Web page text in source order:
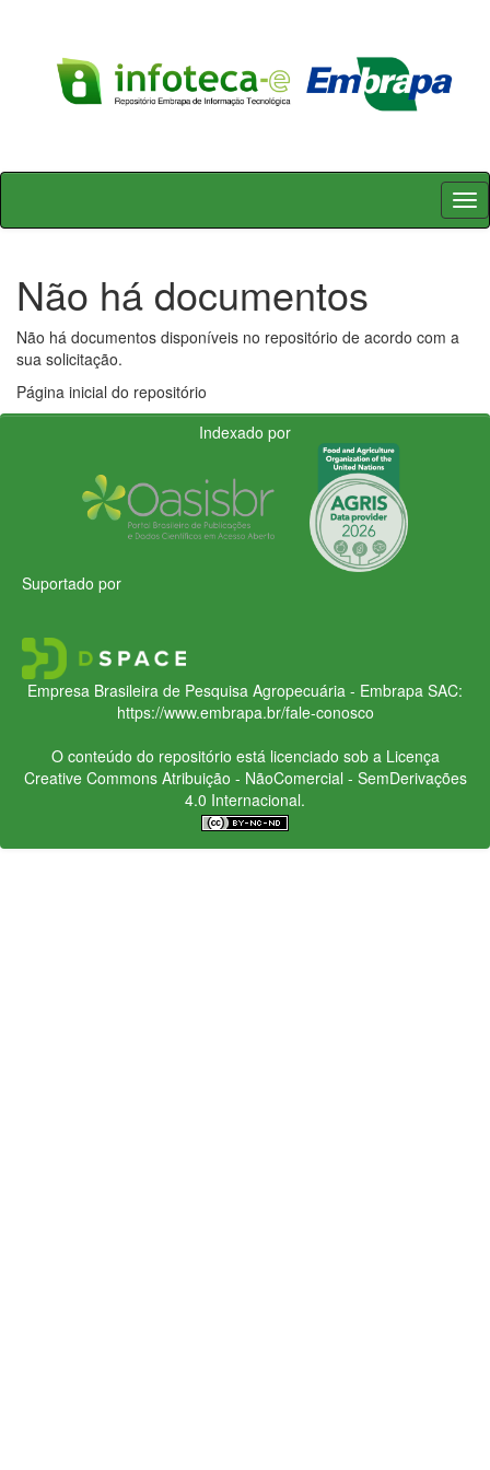
Skip
Não há documentos
Não há documentos disponíveis no repositório de acordo com a
sua solicitação.
Página inicial do repositório
Indexado por
Suportado por
Empresa Brasileira de Pesquisa Agropecuária - Embrapa SAC:
https://www.embrapa.br/fale-conosco
O conteúdo do repositório está licenciado sob a Licença
Creative CommonsAtribuição - NãoComercial - SemDerivações
4.0 Internacional.